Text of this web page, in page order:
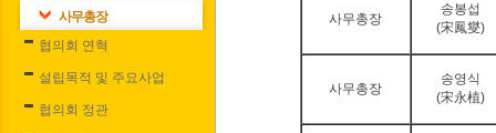
사무총장
협의회 연혁
설립목적 및 주요사업
협의회 정관
사무총장
송봉섭
(宋鳳燮)
사무총장
송영식
(宋永植)